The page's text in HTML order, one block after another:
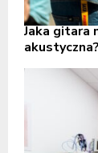
Jaka gitara
akustyczna?